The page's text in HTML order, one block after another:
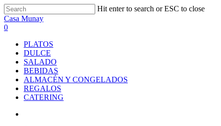
Skip
to
main
Hit enter to search or ESC to close
Close
Search
Casa Munay
search
0
PLATOS
DULCE
SALADO
BEBIDAS
ALMACÉN Y CONGELADOS
REGALOS
CATERING